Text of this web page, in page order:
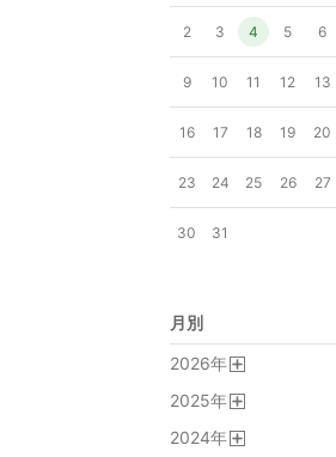
2 3 4 5 6
9 10 11 12 13
16 17 18 19 20
23 24 25 26 27
30 31
月別
2026年
2025年
2024年